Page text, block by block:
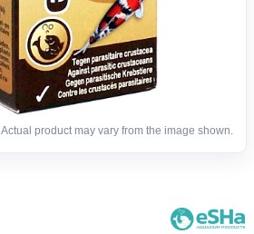
Actual product may vary from the image shown.